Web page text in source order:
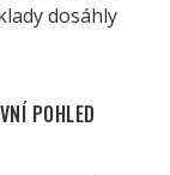
dosáhly
POHLED